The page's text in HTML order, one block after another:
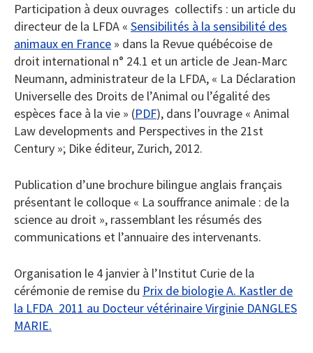
Participation à deux ouvrages collectifs : un article du
directeur de la LFDA « Sensibilités à la sensibilité des
animaux en France » dans la Revue québécoise de
droit international n° 24.1 et un article de Jean-Marc
Neumann, administrateur de la LFDA, « La Déclaration
Universelle des Droits de l’Animal ou l’égalité des
espèces face à la vie » (PDF), dans l’ouvrage « Animal
Law developments and Perspectives in the 21st
Century »; Dike éditeur, Zurich, 2012.
Publication d’une brochure bilingue anglais français
présentant le colloque « La souffrance animale : de la
science au droit », rassemblant les résumés des
communications et l’annuaire des intervenants.
Organisation le 4 janvier à l’Institut Curie de la
cérémonie de remise du Prix de biologie A. Kastler de
la LFDA 2011 au Docteur vétérinaire Virginie DANGLES
MARIE.